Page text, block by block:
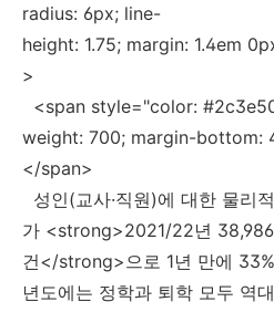
radius: 6px; line-
height: 1.75; margin: 1.4em
>
<span style="color:
weight: 700; margin-bottom:
</span>
성인(교사·직원)에 대한 물리
가 <strong>2021/22년
건</strong>으로 1년 만에
년도에는 정학과 퇴학 모두 역